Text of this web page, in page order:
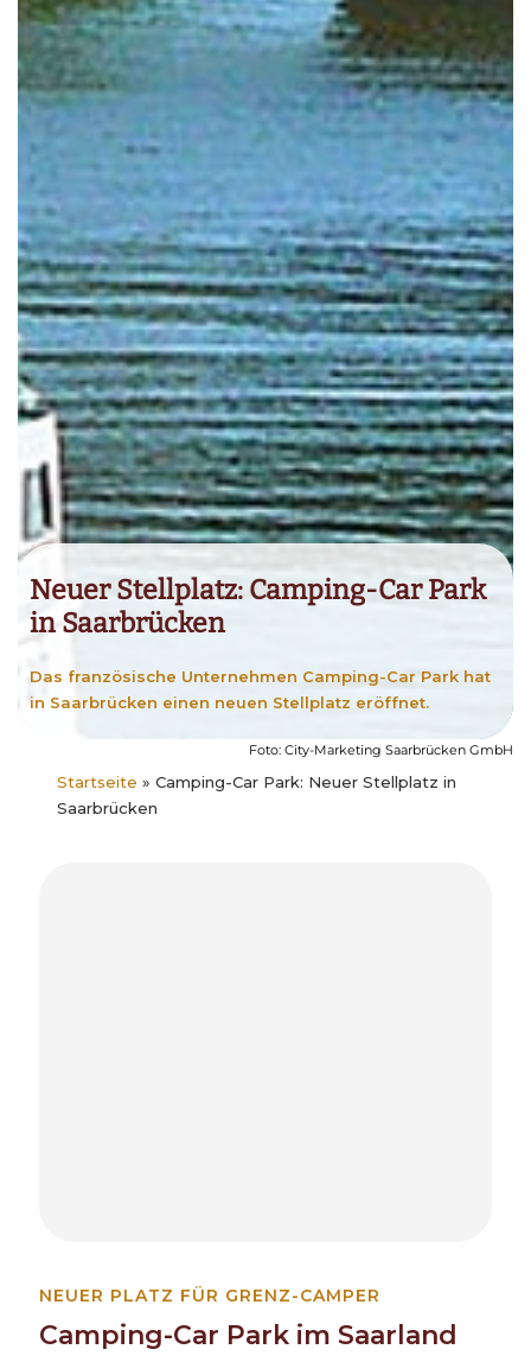
Neuer Stellplatz: Camping-Car Park
in Saarbrücken
Das französische Unternehmen Camping-Car Park hat
in Saarbrücken einen neuen Stellplatz eröffnet.
Foto: City-Marketing Saarbrücken GmbH
Startseite » Camping-Car Park: Neuer Stellplatz in
Saarbrücken
NEUER PLATZ FÜR GRENZ-CAMPER
Camping-Car Park im Saarland